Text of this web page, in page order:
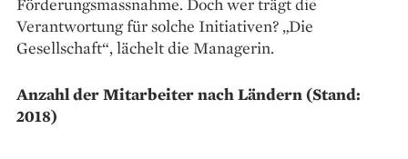
Förderungsmassnahme. Doch wer trägt die
Verantwortung für solche Initiativen? „Die
Gesellschaft“, ­lächelt die Managerin.
Anzahl der Mitarbeiter nach Ländern (Stand:
2018)